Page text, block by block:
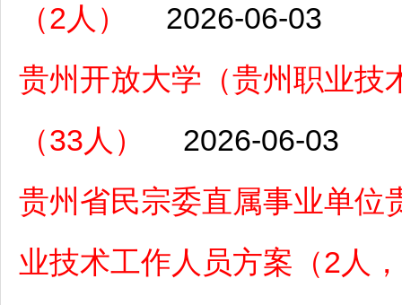
（2人）
2026-06-03
贵州开放大学（贵州职业技
（33人）
2026-06-03
贵州省民宗委直属事业单位
业技术工作人员方案（2人